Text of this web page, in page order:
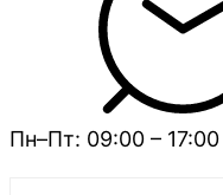
Пн–Пт: 09:00 – 17:00